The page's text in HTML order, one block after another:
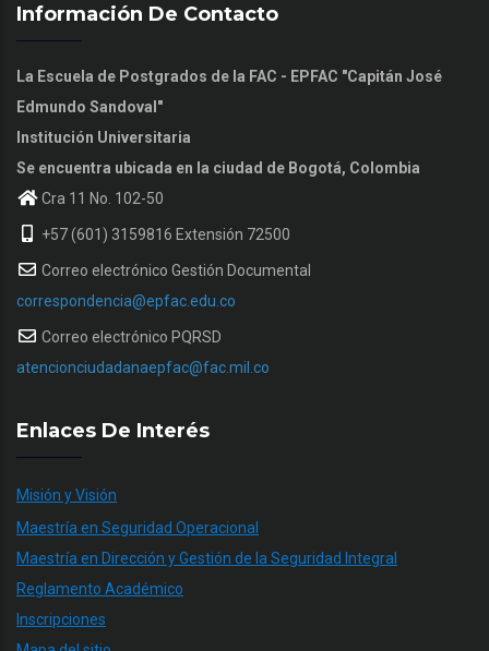
Información De Contacto
La Escuela de Postgrados de la FAC - EPFAC "Capitán José
Edmundo Sandoval"
Institución Universitaria
Se encuentra ubicada en la ciudad de Bogotá, Colombia
Cra 11 No. 102-50
+57 (601) 3159816 Extensión 72500
Correo electrónico Gestión Documental
correspondencia@epfac.edu.co
Correo electrónico PQRSD
atencionciudadanaepfac@fac.mil.co
Enlaces De Interés
Misión y Visión
Maestría en Seguridad Operacional
Maestría en Dirección y Gestión de la Seguridad Integral
Reglamento Académico
Inscripciones